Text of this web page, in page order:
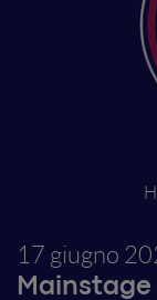
17 giugno
Mainstage